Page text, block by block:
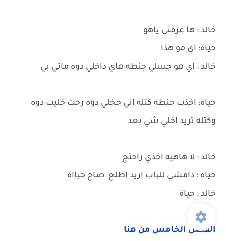
خالد : ها عرفتي ياهو
حياة: اي مو هذا
خالد : اي هو جيبيلي جنطه هاي داخلي دوه ماتي بي
حياة: اخذت جنطه كتله اني حخلي دوه رحت خليت دوه
وكتله تريد اخلي شي بعد
خالد : لا هاهيه اخذي راحتج
حياه : دامشي للباب اريد اطلع صاح حيااة
خالد : حياة
الفصل الخامس من هنا